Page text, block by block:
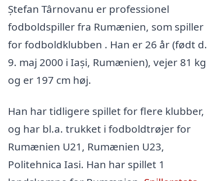
Ștefan Târnovanu er professionel
fodboldspiller fra Rumænien, som spiller
for fodboldklubben . Han er 26 år (født d.
9. maj 2000 i Iași, Rumænien), vejer 81 kg
og er 197 cm høj.
Han har tidligere spillet for flere klubber,
og har bl.a. trukket i fodboldtrøjer for
Rumænien U21, Rumænien U23,
Politehnica Iasi. Han har spillet 1